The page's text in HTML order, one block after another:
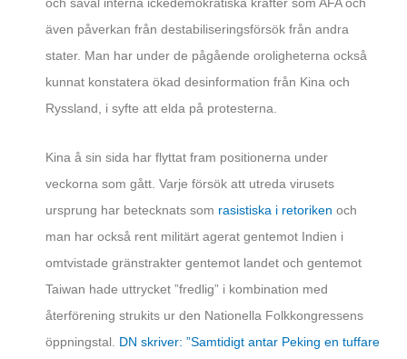
även påverkan från destabiliseringsförsök från andra
stater. Man har under de pågående oroligheterna också
kunnat konstatera ökad desinformation från Kina och
Ryssland, i syfte att elda på protesterna.
Kina å sin sida har flyttat fram positionerna under
veckorna som gått. Varje försök att utreda virusets
ursprung har betecknats som rasistiska i retoriken och
man har också rent militärt agerat gentemot Indien i
omtvistade gränstrakter gentemot landet och gentemot
Taiwan hade uttrycket ”fredlig” i kombination med
återförening strukits ur den Nationella Folkkongressens
öppningstal. DN skriver: ”Samtidigt antar Peking en tuffare